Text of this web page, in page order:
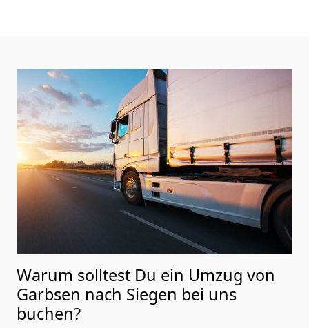
Warum solltest Du ein Umzug von
Garbsen nach Siegen bei uns
buchen?